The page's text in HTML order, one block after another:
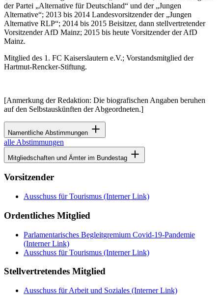
der Partei „Alternative für Deutschland“ und der „Jungen
Alternative“; 2013 bis 2014 Landesvorsitzender der „Jungen
Alternative RLP“; 2014 bis 2015 Beisitzer, dann stellvertretender
Vorsitzender AfD Mainz; 2015 bis heute Vorsitzender der AfD
Mainz.
Mitglied des 1. FC Kaiserslautern e.V.; Vorstandsmitglied der
Hartmut-Rencker-Stiftung.
[Anmerkung der Redaktion: Die biografischen Angaben beruhen
auf den Selbstauskünften der Abgeordneten.]
Namentliche Abstimmungen
alle Abstimmungen
Mitgliedschaften und Ämter im Bundestag
Vorsitzender
Ausschuss für Tourismus (Interner Link)
Ordentliches Mitglied
Parlamentarisches Begleitgremium Covid-19-Pandemie
(Interner Link)
Ausschuss für Tourismus (Interner Link)
Stellvertretendes Mitglied
Ausschuss für Arbeit und Soziales (Interner Link)